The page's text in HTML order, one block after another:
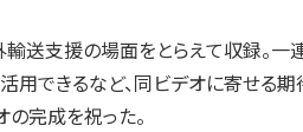
送支援の場面をとらえて収録。
できるなど、同ビデオに寄せる期
完成を祝った。